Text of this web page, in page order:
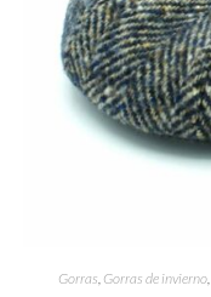
Gorras, Gorras de invierno,